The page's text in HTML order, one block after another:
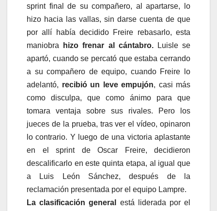
sprint final de su compañero, al apartarse, lo
hizo hacia las vallas, sin darse cuenta de que
por allí había decidido Freire rebasarlo, esta
maniobra
hizo frenar al cántabro.Luisle se
apartó, cuando se percató que estaba cerrando
a su compañero de equipo, cuando Freire lo
adelantó, recibió un leve empujón, casi más
como disculpa, que como ánimo para que
tomara ventaja sobre sus rivales. Pero los
jueces de la prueba, tras ver el vídeo, opinaron
lo contrario. Y luego de una victoria aplastante
en el sprint de Oscar Freire, decidieron
descalificarlo en este quinta etapa, al igual que
a Luis León Sánchez, después de la
reclamación presentada por el equipo Lampre.
La clasificación general
está liderada por el